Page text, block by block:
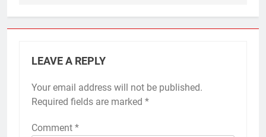
LEAVE A REPLY
Your email address will not be published.
Required fields are marked *
Comment *